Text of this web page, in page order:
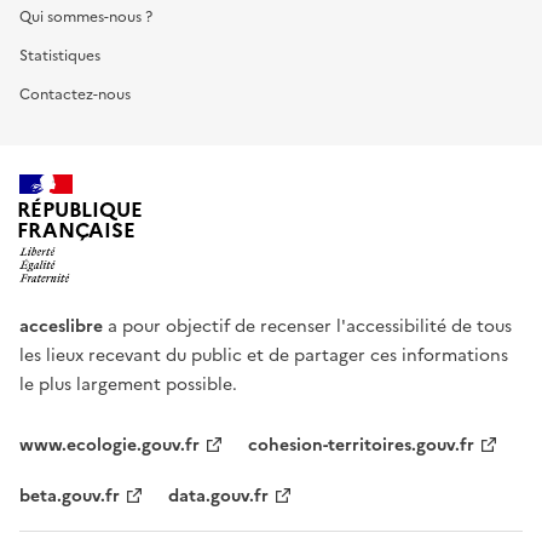
Qui sommes-nous ?
Statistiques
Contactez-nous
RÉPUBLIQUE
FRANÇAISE
acceslibre a pour objectif de recenser l'accessibilité de tous
les lieux recevant du public et de partager ces informations
le plus largement possible.
www.ecologie.gouv.fr
cohesion-territoires.gouv.fr
beta.gouv.fr
data.gouv.fr